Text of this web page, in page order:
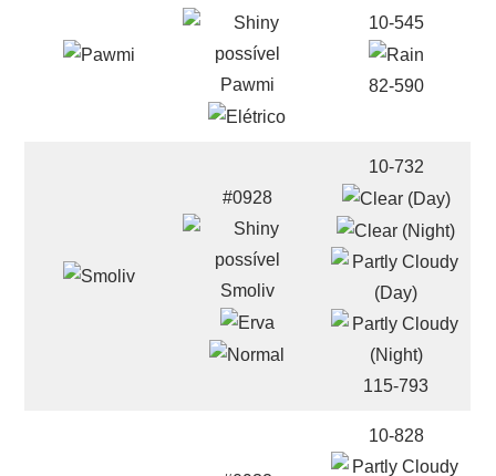
Pawmi
10-545
82-590
#0928
Smoliv
10-732
115-793
10-828